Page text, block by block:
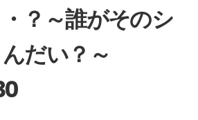
？～誰がそのシ
だい？～